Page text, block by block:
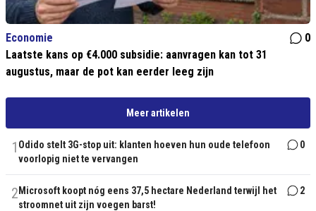
Economie
0
Laatste kans op €4.000 subsidie: aanvragen kan tot 31
augustus, maar de pot kan eerder leeg zijn
Meer artikelen
1 Odido stelt 3G-stop uit: klanten hoeven hun oude telefoon
voorlopig niet te vervangen
0
2 Microsoft koopt nóg eens 37,5 hectare Nederland terwijl het
stroomnet uit zijn voegen barst!
2